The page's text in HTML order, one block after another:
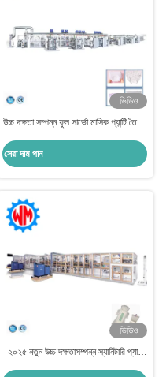
ভিডিও
উচ্চ দক্ষতা সম্পন্ন ফুল সার্ভো মাসিক প্যান্টি তৈরির
সেরা দাম পান
ভিডিও
২০২৫ নতুন উচ্চ দক্ষতাসম্পন্ন স্যানিটারি প্যাড